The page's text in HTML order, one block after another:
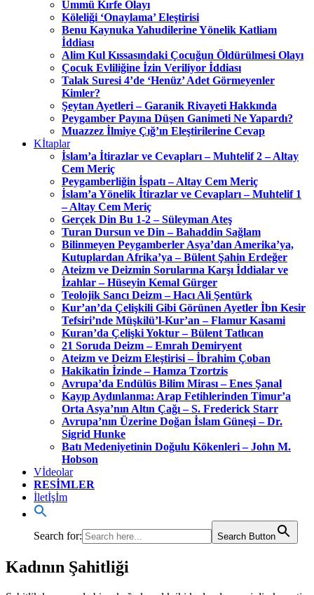
Ümmü Kırfe Olayı
Köleliği ‘Onaylama’ Eleştirisi
Benu Kaynuka Yahudilerine Yönelik Katliam
İddiası
Alim Kul Kıssasındaki Çocuğun Öldürülmesi Olayı
Çocuk Evliliğine İzin Veriliyor İddiası
Talak Suresi 4’de ‘Henüz’ Adet Görmeyenler
Kimler?
Şeytan Ayetleri – Garanik Rivayeti Hakkında
Peygamber Payına Düşen Ganimeti Ne Yapardı?
Muazzez İlmiye Çığ’ın Eleştirilerine Cevap
Kİtaplar
İslam’a İtirazlar ve Cevapları – Muhtelif 2 – Altay
Cem Meriç
Peygamberliğin İspatı – Altay Cem Meriç
İslam’a Yönelik İtirazlar ve Cevapları – Muhtelif 1
– Altay Cem Meriç
Gerçek Din Bu 1-2 – Süleyman Ateş
Turan Dursun ve Din – Bahaddin Sağlam
Bilinmeyen Peygamberler Asya’dan Amerika’ya,
Kutuplardan Afrika’ya – Bülent Şahin Erdeğer
Ateizm ve Deizmin Sorularına Karşı İddialar ve
İzahlar – Hüseyin Kemal Gürger
Teolojik Sancı Deizm – Hacı Ali Şentürk
Kur’an’da Çelişkili Gibi Görünen Ayetler İbn Kesir
Tefsiri’nde Müşkilü’l-Kur’an – Flamur Kasami
Kuran’da Çelişki Yoktur – Bülent Tatlıcan
21 Soruda Deizm – Emrah Demiryent
Ateizm ve Deizm Eleştirisi – İbrahim Çoban
Hakikatin İzinde – Hamza Tzortzis
Avrupa’da Endülüs Bilim Mirası – Enes Şanal
Kayıp Aydınlanma: Arap Fetihlerinden Timur’a
Orta Asya’nın Altın Çağı – S. Frederick Starr
Avrupa’nın Üzerine Doğan İslam Güneşi – Dr.
Sigrid Hunke
Batı Medeniyetinin Doğulu Kökenleri – John M.
Hobson
Vİdeolar
RESİMLER
İletİşİm
Search for: Search Button
Kadının Şahitliği